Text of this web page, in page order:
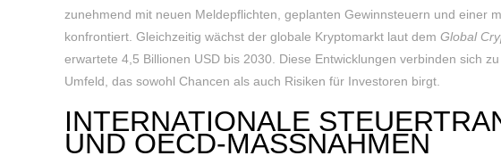
zunehmend mit neuen Meldepflichten, geplanten Gewinnsteuern und einer
konfrontiert. Gleichzeitig wächst der globale Kryptomarkt laut dem Global
erwartete 4,5 Billionen USD bis 2030. Diese Entwicklungen verbinden sich
Umfeld, das sowohl Chancen als auch Risiken für Investoren birgt.
INTERNATIONALE
UND OECD-MASSNAHMEN